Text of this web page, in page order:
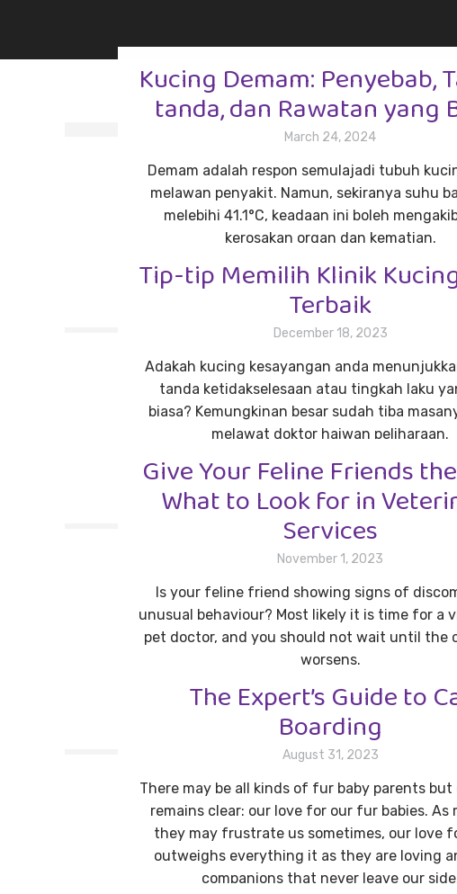
Kucing Demam: Penyebab,
tanda, dan Rawatan yang
March 24, 2024
Demam adalah respon semulajadi tubuh
melawan penyakit. Namun, sekiranya suhu
melebihi 41.1°C, keadaan ini boleh
kerosakan organ dan kematian.
Read more
Tip-tip Memilih Klinik
Terbaik
December 18, 2023
Adakah kucing kesayangan anda
tanda ketidakselesaan atau tingkah laku
biasa? Kemungkinan besar sudah tiba
melawat doktor haiwan peliharaan.
Read more
Give Your Feline Friends
What to Look for in
Services
November 1, 2023
Is your feline friend showing signs of
unusual behaviour? Most likely it is time for a
pet doctor, and you should not wait until the
worsens.
Read more
The Expert’s Guide to
Boarding
August 31, 2023
There may be all kinds of fur baby parents
remains clear: our love for our fur babies. As
they may frustrate us sometimes, our love
outweighs everything it as they are loving
companions that never leave our